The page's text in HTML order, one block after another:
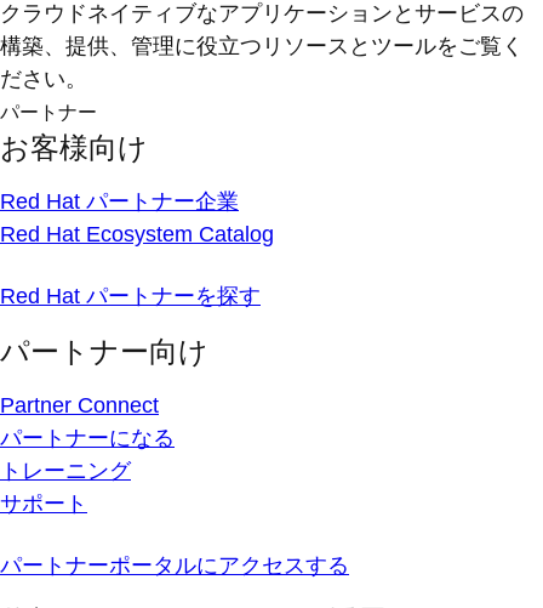
クラウドネイティブなアプリケーションとサービスの
構築、提供、管理に役立つリソースとツールをご覧く
ださい。
パートナー
お客様向け
Red Hat パートナー企業
Red Hat Ecosystem Catalog
Red Hat パートナーを探す
パートナー向け
Partner Connect
パートナーになる
トレーニング
サポート
パートナーポータルにアクセスする